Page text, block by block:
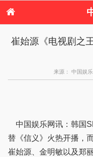
港台娱乐
日本娱
音乐
港台明星八卦
日本韩
崔始源《电视剧之
来源： 中国娱
中国娱乐网讯：韩国
替《信义》火热开播，
崔始源、金明敏以及郑